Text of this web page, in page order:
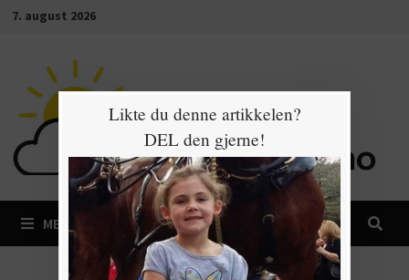
Gå7. august 2026
MENY
Likte du denne artikkelen?
DEL den gjerne!